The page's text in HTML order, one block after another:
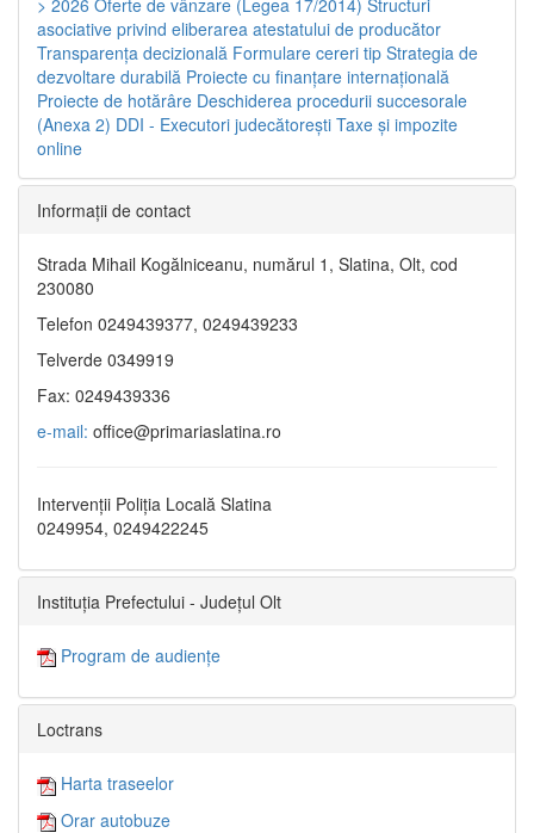
> 2026 Oferte de vânzare (Legea 17/2014) Structuri
asociative privind eliberarea atestatului de producător
Transparenţa decizională Formulare cereri tip Strategia de
dezvoltare durabilă Proiecte cu finanţare internaţională
Proiecte de hotărâre Deschiderea procedurii succesorale
(Anexa 2) DDI - Executori judecătorești Taxe şi impozite
online
Informaţii de contact
Strada Mihail Kogălniceanu, numărul 1, Slatina, Olt, cod
230080
Telefon 0249439377, 0249439233
Telverde 0349919
Fax: 0249439336
e-mail: office@primariaslatina.ro
Intervenții Poliția Locală Slatina
0249954, 0249422245
Instituția Prefectului - Județul Olt
Program de audiențe
Loctrans
Harta traseelor
Orar autobuze